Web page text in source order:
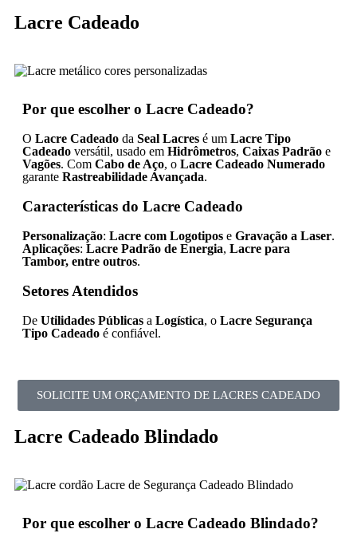
Lacre Cadeado
Por que escolher o Lacre Cadeado?
O Lacre Cadeado da Seal Lacres é um Lacre Tipo
Cadeado versátil, usado em Hidrômetros, Caixas Padrão e
Vagões. Com Cabo de Aço, o Lacre Cadeado Numerado
garante Rastreabilidade Avançada.
Características do Lacre Cadeado
Personalização: Lacre com Logotipos e Gravação a Laser.
Aplicações: Lacre Padrão de Energia, Lacre para
Tambor, entre outros.
Setores Atendidos
De Utilidades Públicas a Logística, o Lacre Segurança
Tipo Cadeado é confiável.
SOLICITE UM ORÇAMENTO DE LACRES CADEADO
Lacre Cadeado Blindado
Por que escolher o Lacre Cadeado Blindado?